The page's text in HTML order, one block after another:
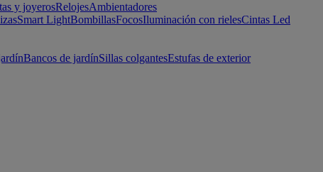
y joyerosRelojesAmbientadores
Smart LightBombillasFocosIluminación con rielesCintas Led
Bancos de jardínSillas colgantesEstufas de exterior